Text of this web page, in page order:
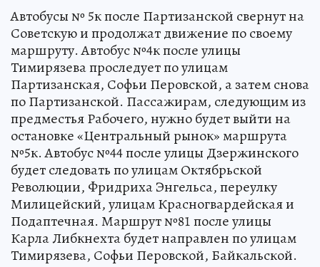
Автобусы № 5к после Партизанской свернут на
Советскую и продолжат движение по своему
маршруту. Автобус №4к после улицы
Тимирязева проследует по улицам
Партизанская, Софьи Перовской, а затем снова
по Партизанской. Пассажирам, следующим из
предместья Рабочего, нужно будет выйти на
остановке «Центральный рынок» маршрута
№5к. Автобус №44 после улицы Дзержинского
будет следовать по улицам Октябрьской
Революции, Фридриха Энгельса, переулку
Милицейский, улицам Красногвардейская и
Подаптечная. Маршрут №81 после улицы
Карла Либкнехта будет направлен по улицам
Тимирязева, Софьи Перовской, Байкальской.